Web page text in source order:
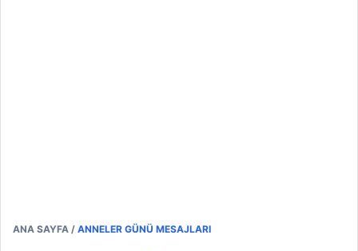
ANA SAYFA / ANNELER GÜNÜ MESAJLARI